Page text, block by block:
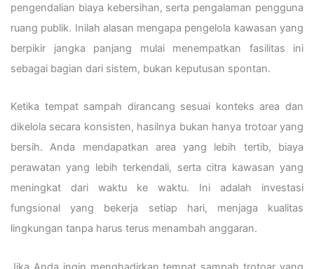
pengendalian biaya kebersihan, serta pengalaman pengguna
ruang publik. Inilah alasan mengapa pengelola kawasan yang
berpikir jangka panjang mulai menempatkan fasilitas ini
sebagai bagian dari sistem, bukan keputusan spontan.
Ketika tempat sampah dirancang sesuai konteks area dan
dikelola secara konsisten, hasilnya bukan hanya trotoar yang
bersih. Anda mendapatkan area yang lebih tertib, biaya
perawatan yang lebih terkendali, serta citra kawasan yang
meningkat dari waktu ke waktu. Ini adalah investasi
fungsional yang bekerja setiap hari, menjaga kualitas
lingkungan tanpa harus terus menambah anggaran.